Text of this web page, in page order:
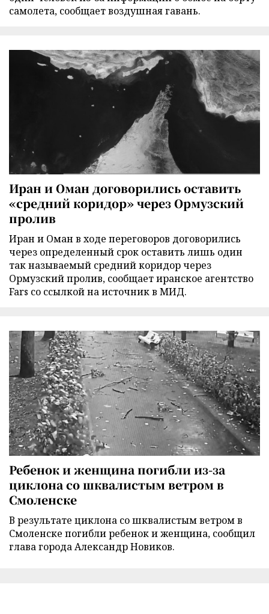
самолета, сообщает воздушная гавань.
Иран и Оман договорились оставить
«средний коридор» через Ормузский
пролив
Иран и Оман в ходе переговоров договорились
через определенный срок оставить лишь один
так называемый средний коридор через
Ормузский пролив, сообщает иранское агентство
Fars со ссылкой на источник в МИД.
Ребенок и женщина погибли из-за
циклона со шквалистым ветром в
Смоленске
В результате циклона со шквалистым ветром в
Смоленске погибли ребенок и женщина, сообщил
глава города Александр Новиков.